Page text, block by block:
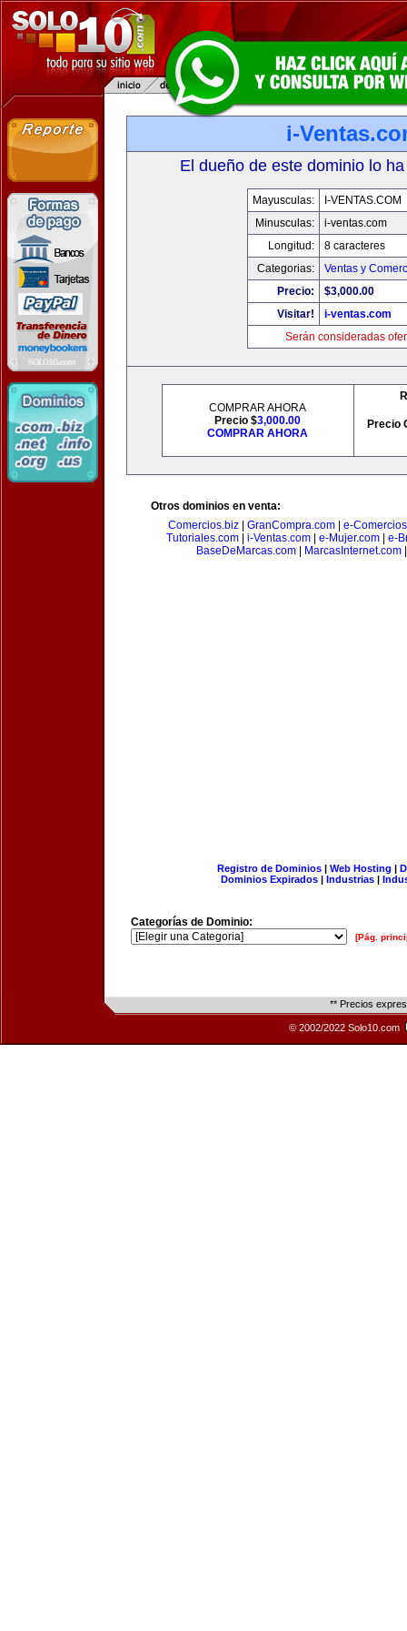
i-
El dueño de este dominio lo
Mayusculas:
I-VENTAS.COM
Minusculas:
i-ventas.com
Longitud:
8 caracteres
Categorias:
Ventas y
Precio:
$3,000.00
Visitar!
i-ventas.com
Serán consideradas
COMPRAR AHORA
Precio $3,000.00
COMPRAR AHORA
Precio
Otros dominios en venta:
Comercios.biz| GranCompra.com| e-
Tutoriales.com
i-Ventas.com e-Mujer.com
e-
BaseDeMarcas.com
MarcasInternet.com
Registro de Dominios| Web Hosting |
Dominios Expirados | Industrias |
Categorías de Dominio:
[Pág.
** Precios
© 2002/2022 Solo10.com